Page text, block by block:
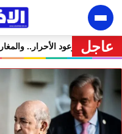
عاجل
المتهمين في حالة سراح🔥 شوكي